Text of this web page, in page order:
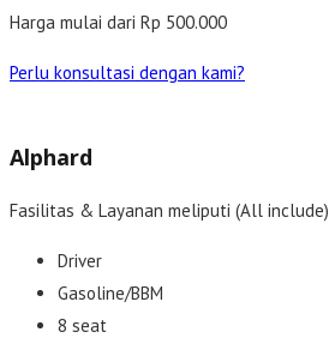
Harga mulai dari Rp 500.000
Perlu konsultasi dengan kami?
Alphard
Fasilitas & Layanan meliputi (All include)
Driver
Gasoline/BBM
8 seat